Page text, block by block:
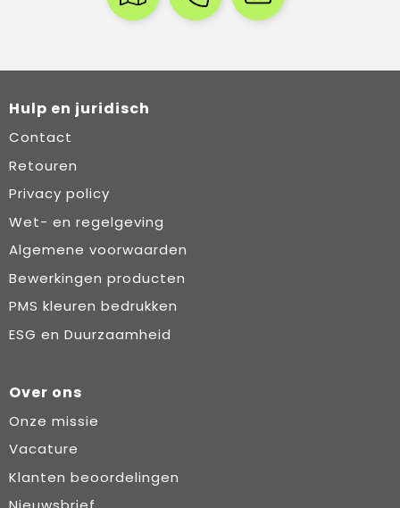
Hulp en juridisch
Contact
Retouren
Privacy policy
Wet- en regelgeving
Algemene voorwaarden
Bewerkingen producten
PMS kleuren bedrukken
ESG en Duurzaamheid
Over ons
Onze missie
Vacature
Klanten beoordelingen